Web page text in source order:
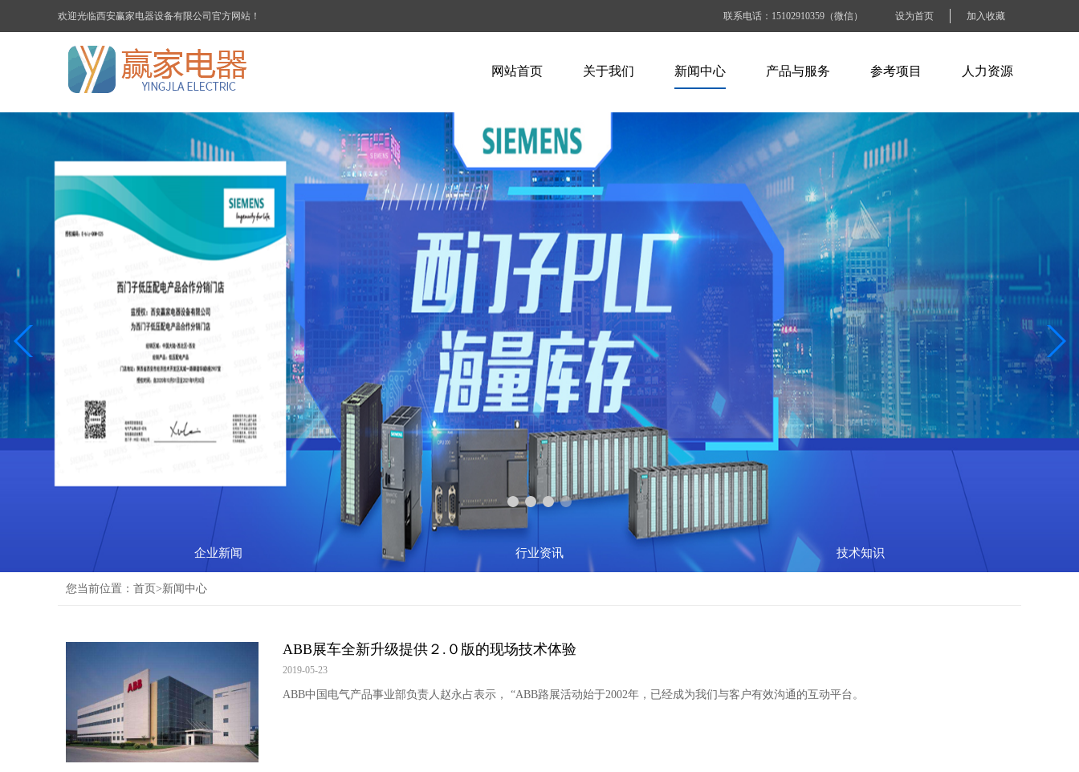
欢迎光临西安赢家电器设备有限公司官方网站！ 设为首页 加入收藏
联系电话：15102910359（微信）
网站首页 关于我们
企业文化
荣誉资质
联系我们
新闻中心
行业资讯
技术知识
产品与服务
ABB产品
施耐德产品
百特工控产品
SEW产品
BLOCK产品
参考项目
电力水利行业
石油化工行业
交通运输行业
烟草钢铁行业
电子工业纸业
工商商业建筑
其他大型企业
人力资源
企业新闻 行业资讯 技术知识
您当前位置： 首页>新闻中心
ABB展车全新升级提供２.０版的现场技术体验
2019-05-23
ABB中国电气产品事业部负责人赵永占表示， “ABB路展活动始于2002年，已经成为我们与客户有效沟通的互动平台。